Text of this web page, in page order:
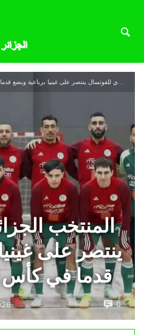
المنتخب الجزائري للفوتسال ينتصر على غينيا برباعية ويضع
المنتخب
ينتصر على
قدما في كأس
0